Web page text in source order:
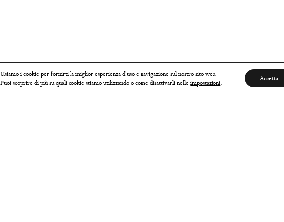
Usiamo i cookie per fornirti la miglior esperienza d'uso e navigazione sul nostro sito web.
Puoi scoprire di più su quali cookie stiamo utilizzando o come disattivarli nelleimpostazioni. Accetta